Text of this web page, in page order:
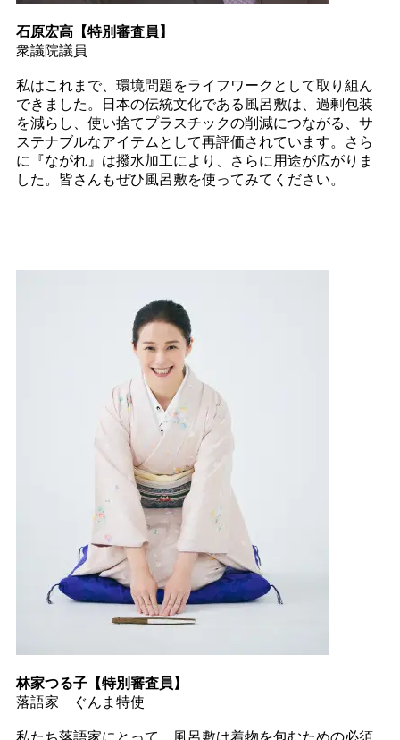
石原宏高【特別審査員】
衆議院議員
私はこれまで、環境問題をライフワークとして取り組ん
できました。日本の伝統文化である風呂敷は、過剰包装
を減らし、使い捨てプラスチックの削減につながる、サ
ステナブルなアイテムとして再評価されています。さら
に『ながれ』は撥水加工により、さらに用途が広がりま
した。皆さんもぜひ風呂敷を使ってみてください。
林家つる子【特別審査員】
落語家 ぐんま特使
私たち落語家にとって、風呂敷は着物を包むための必須